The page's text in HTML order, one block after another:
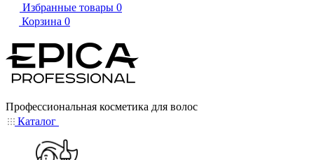
Избранные товары 0
Корзина 0
Профессиональная косметика для волос
Каталог